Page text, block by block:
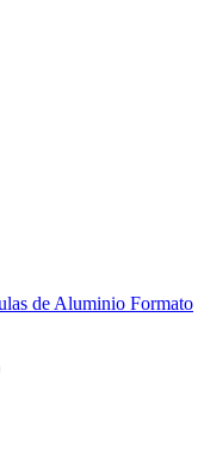
de Aluminio Formato